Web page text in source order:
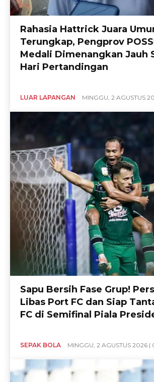
Rahasia Hattrick Juara
Terungkap, Pengprov
Medali Dimenangkan Jauh
Hari Pertandingan
LUAR LAPANGAN MINGGU, 2 AGUSTUS
Sapu Bersih Fase Grup!
Libas Port FC dan Siap
FC di Semifinal Piala
SEPAK BOLA MINGGU, 2 AGUSTUS 2026 |